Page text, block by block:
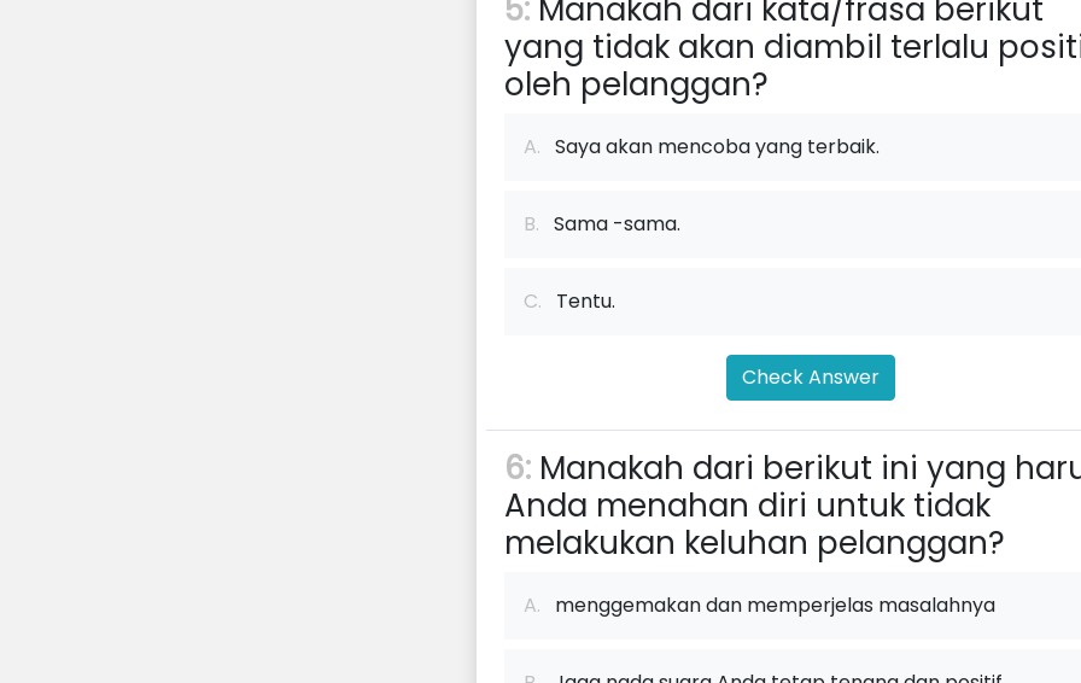
5: Manakah dari kata/frasa berikut
yang tidak akan diambil terlalu
oleh pelanggan?
A. Saya akan mencoba yang terbaik.
B. Sama -sama.
C. Tentu.
Check Answer
6: Manakah dari berikut ini yang
Anda menahan diri untuk tidak
melakukan keluhan pelanggan?
A. menggemakan dan memperjelas masalahnya